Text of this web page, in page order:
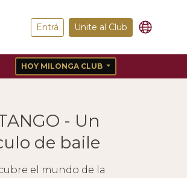
Entrá Unite al Club
HOY MILONGA CLUB
- Un
de baile
el mundo de la